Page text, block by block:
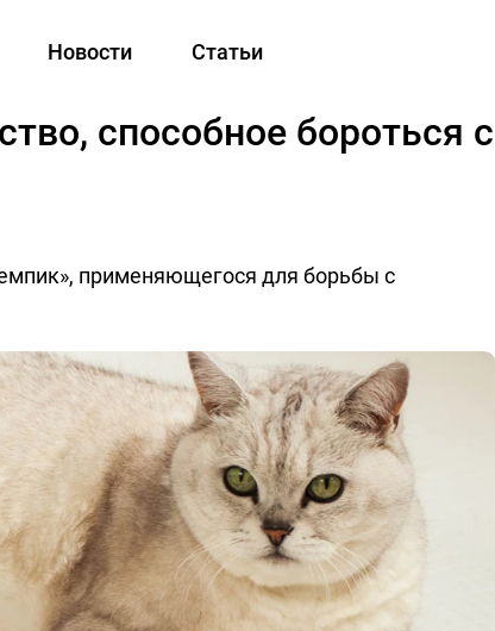
Новости Статьи
способное бороться с
применяющегося для борьбы с